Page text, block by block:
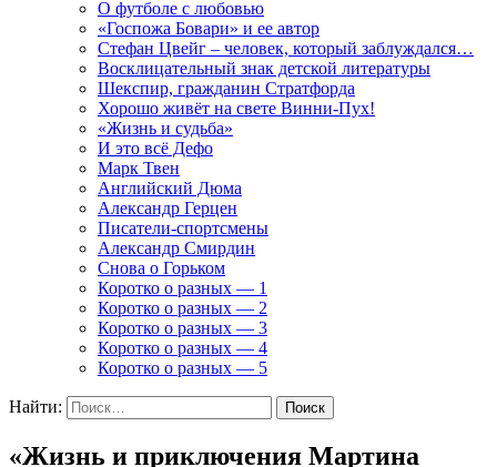
О футболе с любовью
«Госпожа Бовари» и ее автор
Стефан Цвейг – человек, который заблуждался…
Восклицательный знак детской литературы
Шекспир, гражданин Стратфорда
Хорошо живёт на свете Винни-Пух!
«Жизнь и судьба»
И это всё Дефо
Марк Твен
Английский Дюма
Александр Герцен
Писатели-спортсмены
Александр Смирдин
Снова о Горьком
Коротко о разных — 1
Коротко о разных — 2
Коротко о разных — 3
Коротко о разных — 4
Коротко о разных — 5
Найти:
«Жизнь и приключения Мартина